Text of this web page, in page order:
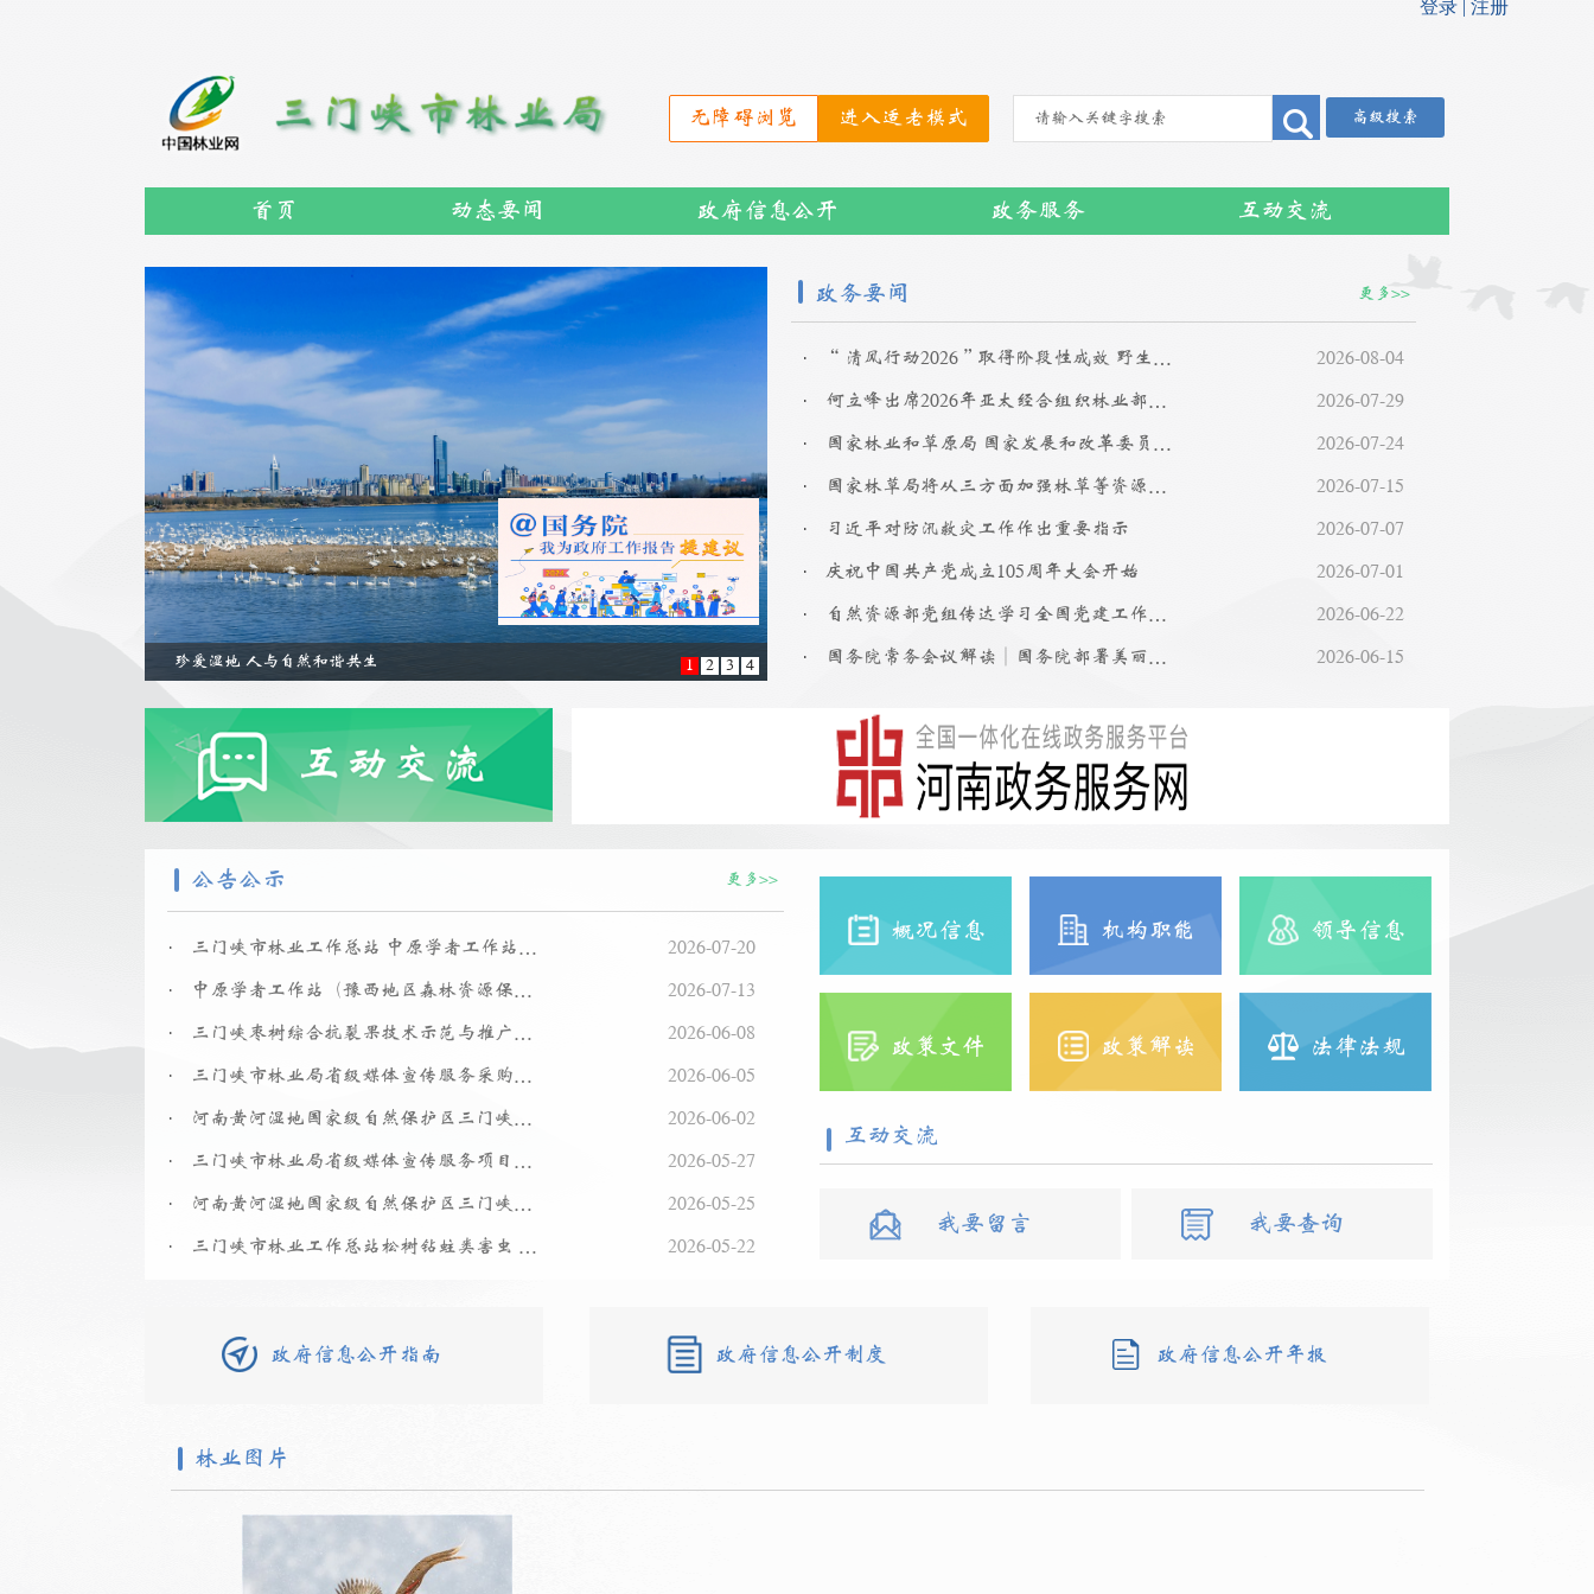
无障碍浏览 进入适老模式 高级搜索
首页 动态要闻 政府信息公开 政务服务 互动交流
1 2 3 4
珍爱湿地 人与自然和谐共生
政务要闻 更多>>
. “清风行动2026”取得阶段性成效 野生动植物非法贸易得到有效遏制 2026-08-04
. 何立峰出席2026年亚太经合组织林业部长级会议开幕式并致辞 2026-07-29
. 国家林业和草原局 国家发展和改革委员会 财政部 自然资源部关于印发《林业草原保护利用“十五五”规划》的通知 2026-07-24
. 国家林草局将从三方面加强林草等资源资产管理 2026-07-15
. 习近平对防汛救灾工作作出重要指示 2026-07-07
. 庆祝中国共产党成立105周年大会开始 2026-07-01
. 自然资源部党组传达学习全国党建工作座谈会精神 深入学习贯彻习近平党建思想 2026-06-22
. 国务院常务会议解读｜国务院部署美丽中国建设工作 2026-06-15
公告公示 更多>>
. 三门峡市林业工作总站 中原学者工作站（豫西地区森林资源保护与利用研究）测试化验竞争性谈判废标公告 2026-07-20
. 中原学者工作站（豫西地区森林资源保护与利用研究）测试化验项目竞争性谈判公告 2026-07-13
. 三门峡枣树综合抗裂果技术示范与推广项目（大枣苗木接穗）单一来源采购公示 2026-06-08
. 三门峡市林业局省级媒体宣传服务采购项目结果公告 2026-06-05
. 河南黄河湿地国家级自然保护区三门峡事务中心关于疫源疫病物资及设备询价采购结果公告 2026-06-02
. 三门峡市林业局省级媒体宣传服务项目二次采购公告 2026-05-27
. 河南黄河湿地国家级自然保护区三门峡事务中心《疫源疫病物资及设备采购》项目进行询价采购 2026-05-25
. 三门峡市林业工作总站松树钻蛀类害虫 系统调查物资采购项目三次询价结果公告 2026-05-22
概况信息 机构职能 领导信息
政策文件 政策解读 法律法规
互动交流
我要留言 我要查询
政府信息公开指南 政府信息公开制度 政府信息公开年报
林业图片